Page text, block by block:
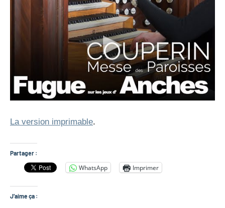
La version imprimable.
Partager :
WhatsApp Imprimer
J’aime ça :